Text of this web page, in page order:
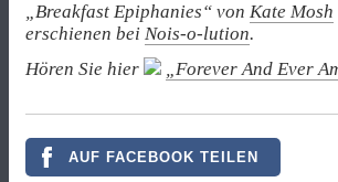
„Breakfast Epiphanies“ von Kate Mosh
erschienen bei Nois-o-lution.
Hören Sie hier
„Forever And Ever
AUF FACEBOOK TEILEN